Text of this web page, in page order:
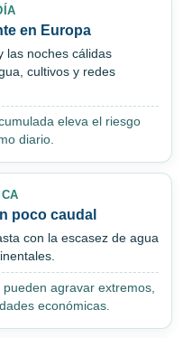
en Europa
las noches cálidas
cultivos y redes
eleva el riesgo
diario.
poco caudal
con la escasez de agua
agravar extremos,
económicas.